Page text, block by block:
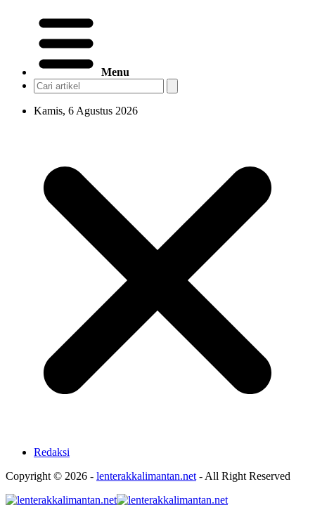
Menu
Kamis, 6 Agustus 2026
Redaksi
Copyright © 2026 - lenterakkalimantan.net - All Right Reserved